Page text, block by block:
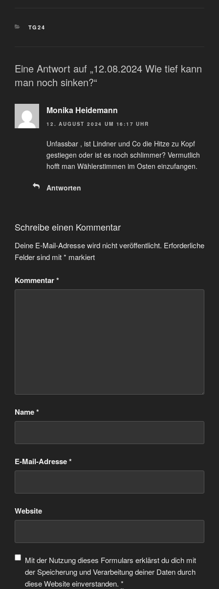
TG24
Eine Antwort auf „12.08.2024 Wie tief kann
man noch sinken?“
Monika Heidemann
12. AUGUST 2024 UM 16:17 UHR
Unfassbar , ist Lindner und Co die Hitze zu Kopf
gestiegen oder ist es noch schlimmer? Vermutlich
hofft man Wählerstimmen im Osten einzufangen.
Antworten
Schreibe einen Kommentar
Deine E-Mail-Adresse wird nicht veröffentlicht. Erforderliche
Felder sind mit* markiert
Kommentar*
Name*
E-Mail-Adresse*
Website
Mit der Nutzung dieses Formulars erklärst du dich mit
der Speicherung und Verarbeitung deiner Daten durch
diese Website einverstanden. *